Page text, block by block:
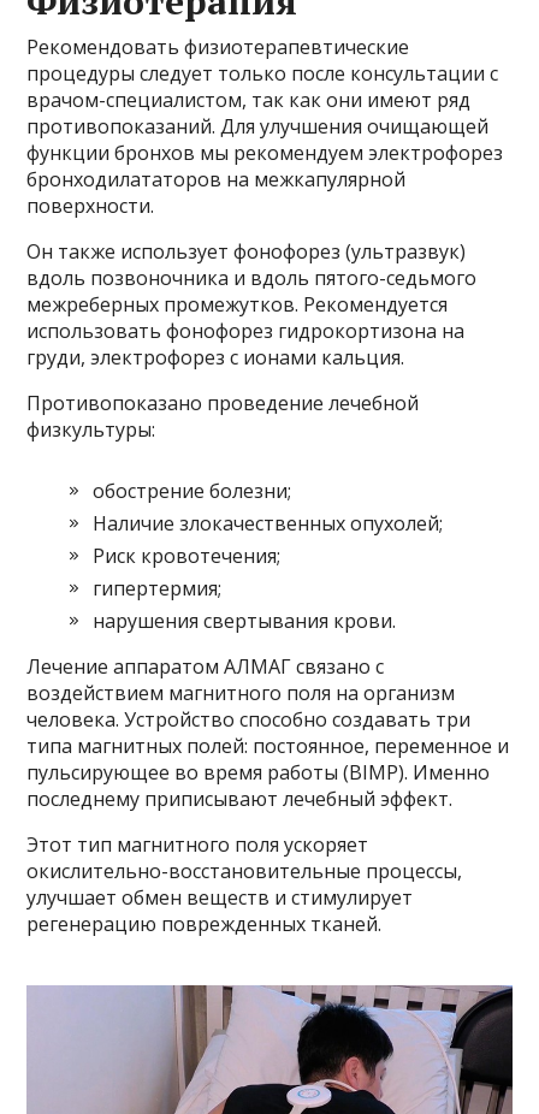
Рекомендовать физиотерапевтические
процедуры следует только после консультации с
врачом-специалистом, так как они имеют ряд
противопоказаний. Для улучшения очищающей
функции бронхов мы рекомендуем электрофорез
бронходилататоров на межкапулярной
поверхности.
Он также использует фонофорез (ультразвук)
вдоль позвоночника и вдоль пятого-седьмого
межреберных промежутков. Рекомендуется
использовать фонофорез гидрокортизона на
груди, электрофорез с ионами кальция.
Противопоказано проведение лечебной
физкультуры:
обострение болезни;
Наличие злокачественных опухолей;
Риск кровотечения;
гипертермия;
нарушения свертывания крови.
Лечение аппаратом АЛМАГ связано с
воздействием магнитного поля на организм
человека. Устройство способно создавать три
типа магнитных полей: постоянное, переменное и
пульсирующее во время работы (BIMP). Именно
последнему приписывают лечебный эффект.
Этот тип магнитного поля ускоряет
окислительно-восстановительные процессы,
улучшает обмен веществ и стимулирует
регенерацию поврежденных тканей.